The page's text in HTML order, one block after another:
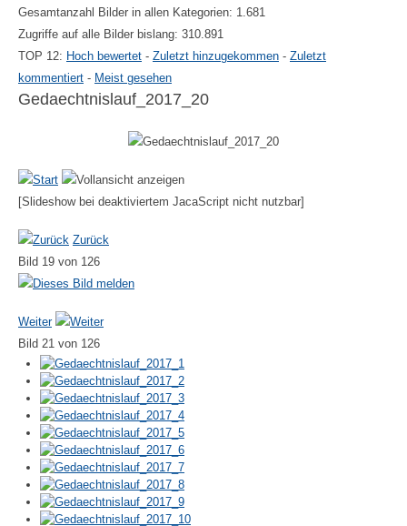
Gesamtanzahl Bilder in allen Kategorien: 1.681
Zugriffe auf alle Bilder bislang: 310.891
TOP 12: Hoch bewertet - Zuletzt hinzugekommen - Zuletzt
kommentiert - Meist gesehen
Gedaechtnislauf_2017_20
[Slideshow bei deaktiviertem JacaScript nicht nutzbar]
Zurück
Bild 19 von 126
Weiter
Bild 21 von 126